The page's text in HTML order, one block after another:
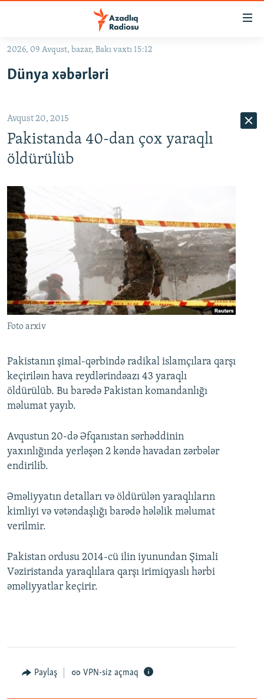
Əsas
qayıt
qayıt
Axtarışa
#İZAHLA
#ƏSLINDƏ
ARAŞDIRMA
MULTIMEDIA
VIDEO
FOTOQALEREYA
İNFOQRAFIKA
KARIKATURA
RADIO ARXIV
OXU ZALI
AZƏRBAYCAN ƏDƏBIYYATI KITABXANASI
İSLAM VƏ DEMOKRATIYA
HAQQIMIZDA
MISSIYAMIZ
PEŞƏ ETIKASI VƏ JURNALISTIKA STANDARTLARIMIZ
BIZIMLƏ ƏLAQƏ
XƏBƏR BÜLLETENLƏRIMIZ
BIZI IZLƏ
2026, 09 Avqust, bazar, Bakı vaxtı 15:12
Dünya xəbərləri
Avqust 20, 2015
Pakistanda 40-dan çox yaraqlı
öldürülüb
Foto arxiv
Pakistanın şimal-qərbində radikal islamçılara qarşı
keçiriləın hava reydlərindəazı 43 yaraqlı
öldürülüb. Bu barədə Pakistan komandanlığı
məlumat yayıb.
Avqustun 20-də Əfqanıstan sərhəddinin
yaxınlığında yerləşən 2 kəndə havadan zərbələr
endirilib.
Əməliyyatın detalları və öldürülən yaraqlıların
kimliyi və vətəndaşlığı barədə hələlik məlumat
verilmir.
Pakistan ordusu 2014-cü ilin iyunundan Şimali
Vəziristanda yaraqlılara qarşı irimiqyaslı hərbi
əməliyyatlar keçirir.
Paylaş VPN-siz açmaq